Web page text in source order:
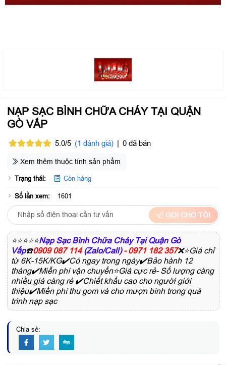
NẠP SẠC BÌNH CHỮA CHÁY TẠI QUẬN
GÒ VẤP
5.0/5 (1 đánh giá) 0 đã bán
Xem thêm thuộc tính sản phẩm
Trạng thái: Còn hàng
Số lần xem: 1601
GỌI CHO TÔI
⭐⭐⭐⭐⭐Nạp Sạc Bình Chữa Cháy Tại Quận Gò
Vấp☎️0909 087 114 (Zalo/Call) - 0971 182 357❌⭐Giá chỉ
từ 6K-15K/KG✔️Có ngay trong ngày✔️Bảo hành 12
tháng✔️Miễn phí vận chuyển⭐Giá cực rẻ- Số lượng càng
nhiều giá càng rẻ ✔️Chiết khấu cao cho người giới
thiệu✔️Miền phí thu gom và cho mượn bình trong quá
trình nạp sạc
Chia sẻ: